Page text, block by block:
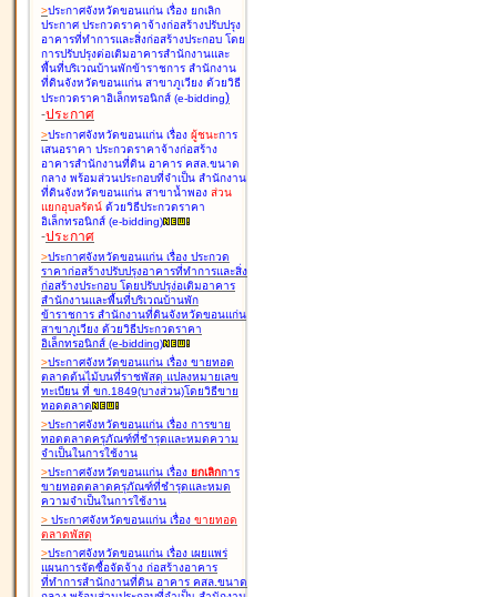
>ประกาศจังหวัดขอนแก่น เรื่อง ยกเลิก
ประกาศ ประกวดราคาจ้างก่อสร้างปรับปรุง
อาคารที่ทำการและสิ่งก่อสร้างประกอบ โดย
การปรับปรุงต่อเติมอาคารสำนักงานและ
พื้นที่บริเวณบ้านพักข้าราชการ สำนักงาน
ที่ดินจังหวัดขอนแก่น สาขาภูเวียง ด้วยวิธี
ประกวดราคาอิเล็กทรอนิกส์ (e-bidding)
-ประกาศ
>ประกาศจังหวัดขอนแก่น เรื่อง ผู้ชนะการ
เสนอราคา ประกวดราคาจ้างก่อสร้าง
อาคารสำนักงานที่ดิน อาคาร คสล.ขนาด
กลาง พร้อมส่วนประกอบที่จำเป็น สำนักงาน
ที่ดินจังหวัดขอนแก่น สาขาน้ำพอง ส่วน
แยกอุบลรัตน์ ด้วยวิธีประกวดราคา
อิเล็กทรอนิกส์ (e-bidding)
-ประกาศ
>ประกาศจังหวัดขอนแก่น เรื่อง ประกวด
ราคาก่อสร้างปรับปรุงอาคารที่ทำการและสิ่ง
ก่อสร้างประกอบ โดยปรับปรุง่อเติมอาคาร
สำนักงานและพื้นที่บริเวณบ้านพัก
ข้าราชการ สำนักงานที่ดินจังหวัดขอนแก่น
สาขาภูเวียง ด้วยวิธีประกวดราคา
อิเล็กทรอนิกส์ (e-bidding)
>ประกาศจังหวัดขอนแก่น เรื่อง ขายทอด
ตลาดต้นไม้บนที่ราชพัสดุ แปลงหมายเลข
ทะเบียน ที่ ขก.1849(บางส่วน)โดยวิธีขาย
ทอดตลาด
>ประกาศจังหวัดขอนแก่น เรื่อง การขาย
ทอดตลาดครุภัณฑ์ที่ชำรุดและหมดความ
จำเป็นในการใช้งาน
>ประกาศจังหวัดขอนแก่น เรื่อง ยกเลิกการ
ขายทอดตลาดครุภัณฑ์ที่ชำรุดและหมด
ความจำเป็นในการใช้งาน
> ประกาศจังหวัดขอนแก่น เรื่อง ขายทอด
ตลาดพัสดุ
>ประกาศจังหวัดขอนแก่น เรื่อง เผยแพร่
แผนการจัดซื้อจัดจ้าง ก่อสร้างอาคาร
ที่ทำการสำนักงานที่ดิน อาคาร คสล.ขนาด